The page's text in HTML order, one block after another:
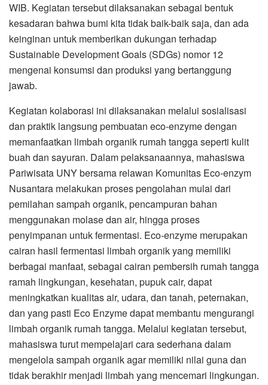
WIB. Kegiatan tersebut dilaksanakan sebagai bentuk
kesadaran bahwa bumi kita tidak baik-baik saja, dan ada
keinginan untuk memberikan dukungan terhadap
Sustainable Development Goals (SDGs) nomor 12
mengenai konsumsi dan produksi yang bertanggung
jawab.
Kegiatan kolaborasi ini dilaksanakan melalui sosialisasi
dan praktik langsung pembuatan eco-enzyme dengan
memanfaatkan limbah organik rumah tangga seperti kulit
buah dan sayuran. Dalam pelaksanaannya, mahasiswa
Pariwisata UNY bersama relawan Komunitas Eco-enzym
Nusantara melakukan proses pengolahan mulai dari
pemilahan sampah organik, pencampuran bahan
menggunakan molase dan air, hingga proses
penyimpanan untuk fermentasi. Eco-enzyme merupakan
cairan hasil fermentasi limbah organik yang memiliki
berbagai manfaat, sebagai cairan pembersih rumah tangga
ramah lingkungan, kesehatan, pupuk cair, dapat
meningkatkan kualitas air, udara, dan tanah, peternakan,
dan yang pasti Eco Enzyme dapat membantu mengurangi
limbah organik rumah tangga. Melalui kegiatan tersebut,
mahasiswa turut mempelajari cara sederhana dalam
mengelola sampah organik agar memiliki nilai guna dan
tidak berakhir menjadi limbah yang mencemari lingkungan.